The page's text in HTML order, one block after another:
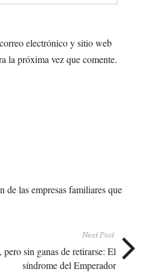
electrónico y sitio web
la próxima vez que comente.
las empresas familiares que
Next Post
sin ganas de retirarse: El
síndrome del Emperador